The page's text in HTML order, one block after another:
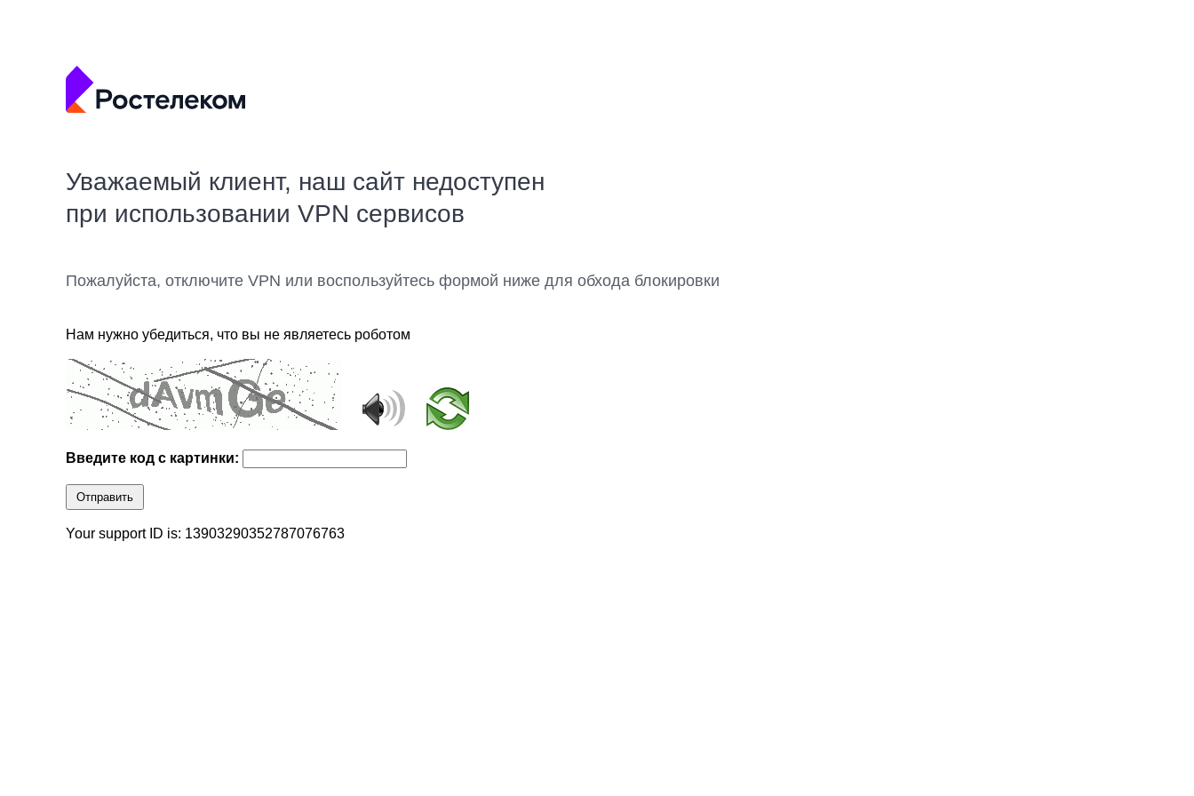
Уважаемый клиент, наш сайт недоступен
при использовании VPN сервисов
Пожалуйста, отключите VPN или воспользуйтесь формой ниже для обхода блокировки
Нам нужно убедиться, что вы не являетесь роботом
Введите код с картинки:
Отправить
Your support ID is: 13903290352787076763